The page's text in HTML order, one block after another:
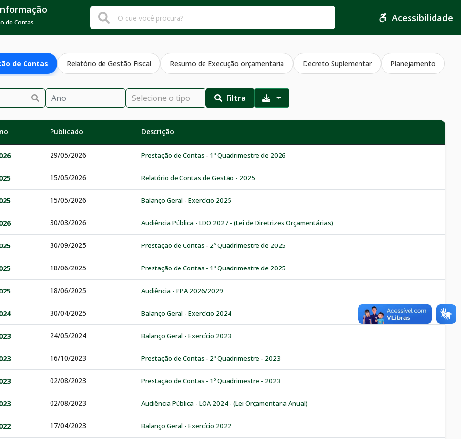
de Contas Acessibilidade
de Contas Relatório de Gestão Fiscal Resumo de Execução orçamentaria Decreto Suplementar Planejamento
Filtra
Publicado Descrição
29/05/2026 Prestação de Contas - 1º Quadrimestre de 2026
15/05/2026 Relatório de Contas de Gestão - 2025
15/05/2026 Balanço Geral - Exercício 2025
30/03/2026 Audiência Pública - LDO 2027 - (Lei de Diretrizes Orçamentárias)
30/09/2025 Prestação de Contas - 2º Quadrimestre de 2025
18/06/2025 Prestação de Contas - 1º Quadrimestre de 2025
18/06/2025 Audiência - PPA 2026/2029
30/04/2025 Balanço Geral - Exercício 2024
24/05/2024 Balanço Geral - Exercício 2023
16/10/2023 Prestação de Contas - 2º Quadrimestre - 2023
02/08/2023 Prestação de Contas - 1º Quadrimestre - 2023
02/08/2023 Audiência Pública - LOA 2024 - (Lei Orçamentaria Anual)
17/04/2023 Balanço Geral - Exercício 2022